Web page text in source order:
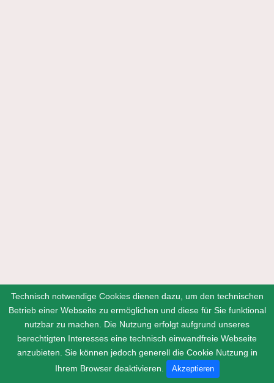
Home Kontakt ImpressumDatenschutz
Technisch notwendige Cookies dienen dazu, um den technischen
Betrieb einer Webseite zu ermöglichen und diese für Sie funktional
nutzbar zu machen. Die Nutzung erfolgt aufgrund unseres
berechtigten Interesses eine technisch einwandfreie Webseite
anzubieten. Sie können jedoch generell die Cookie Nutzung in
Ihrem Browser deaktivieren.
Akzeptieren